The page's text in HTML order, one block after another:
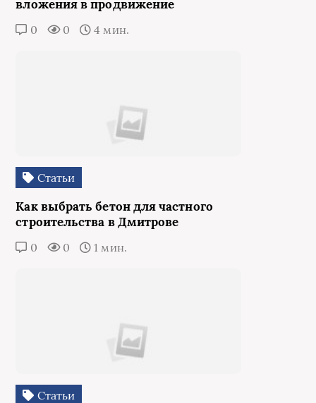
вложения в продвижение
0 0 4 мин.
Статьи
Как выбрать бетон для частного
строительства в Дмитрове
0 0 1 мин.
Статьи